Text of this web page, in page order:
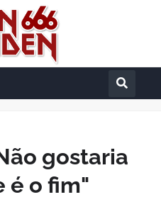
gostaria
é o fim"